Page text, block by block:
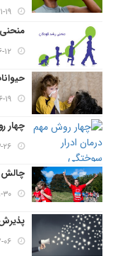
چهار
چالش 5k دکترهمه مناسب ترین ورزش برای همه سنین